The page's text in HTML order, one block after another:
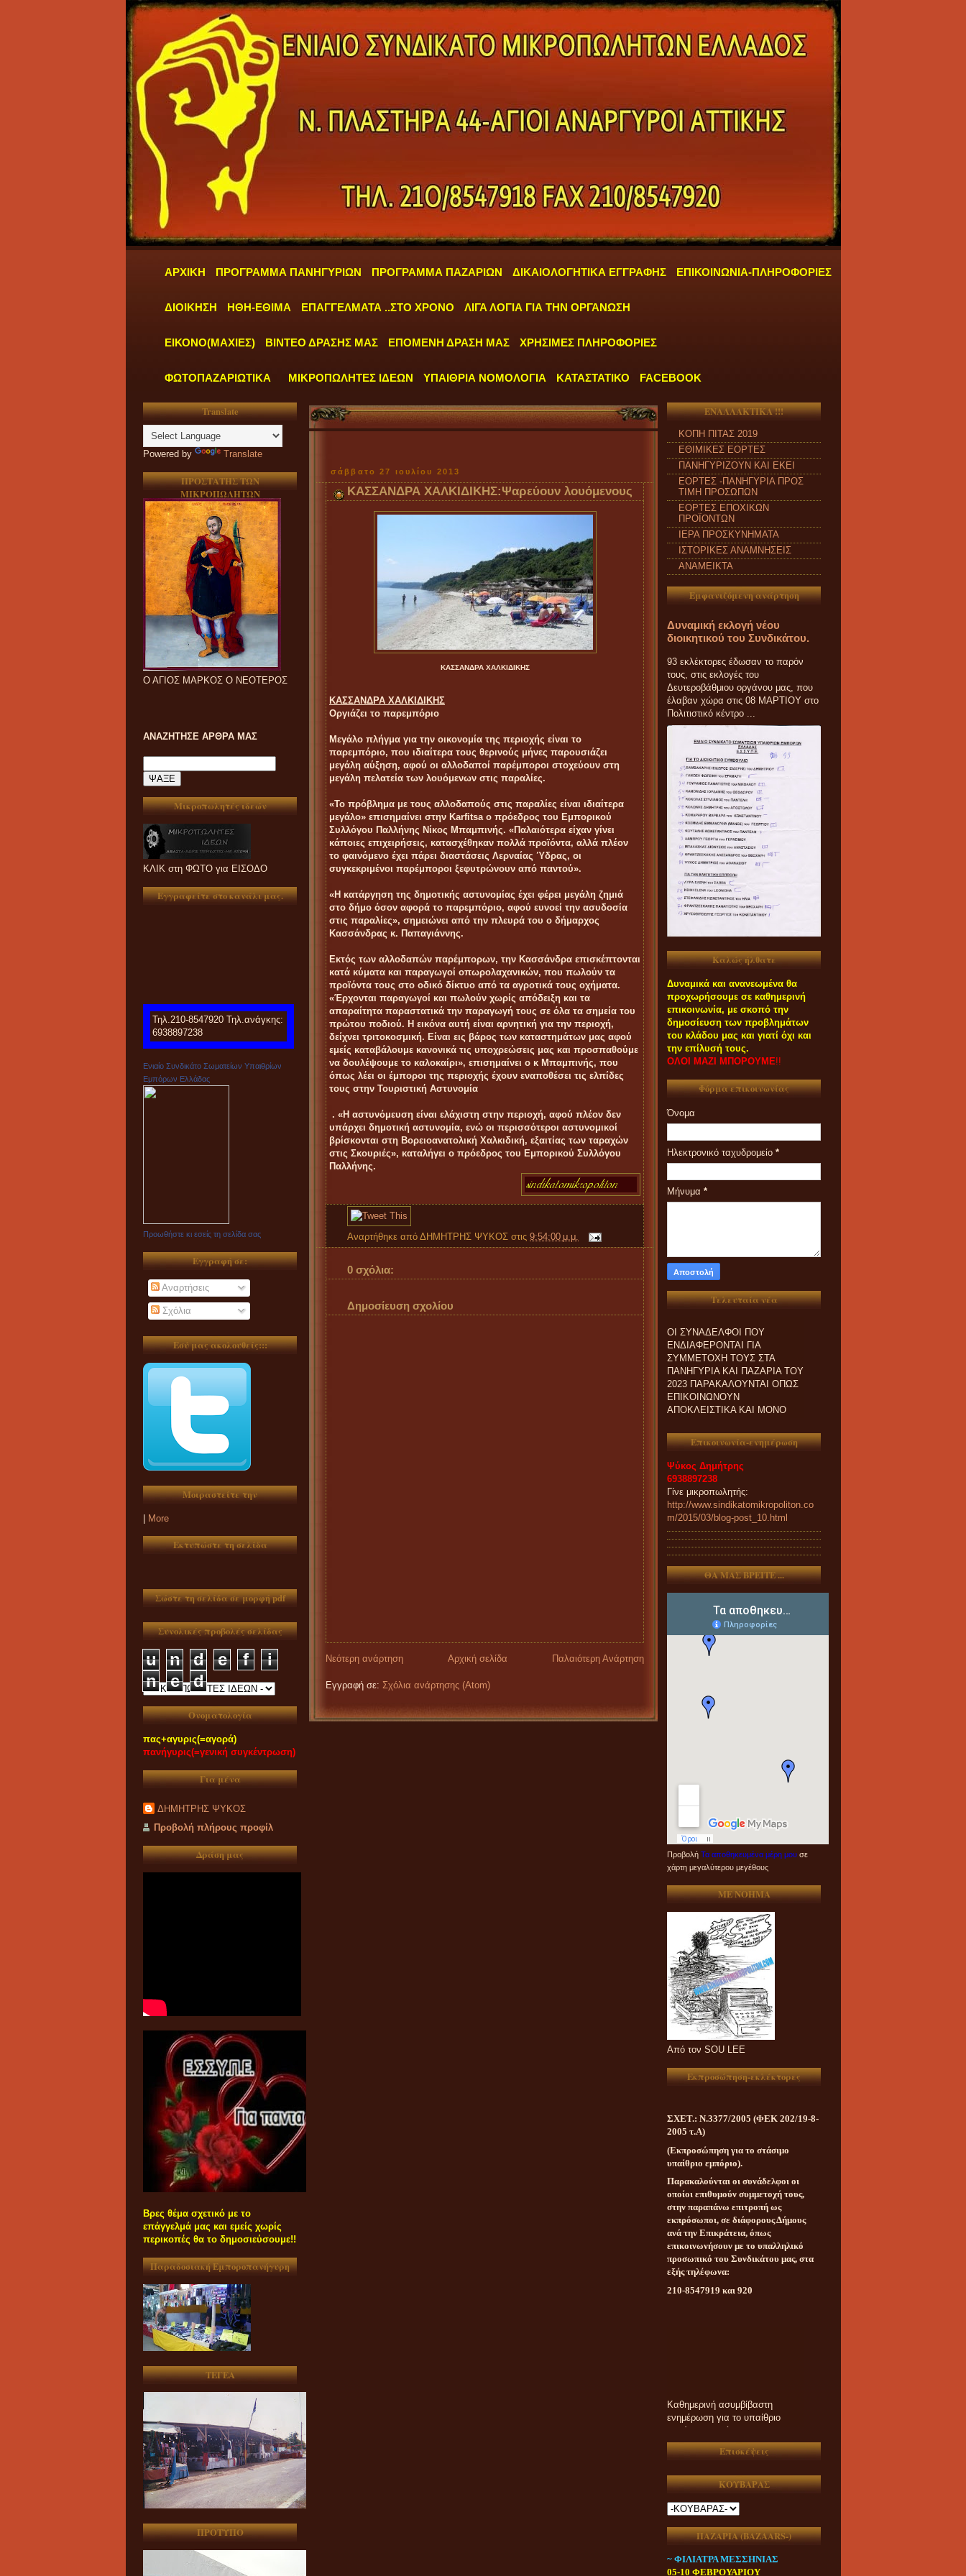
ΑΡΧΙΚΗ ΠΡΟΓΡΑΜΜΑ ΠΑΝΗΓΥΡΙΩΝ ΠΡΟΓΡΑΜΜΑ ΠΑΖΑΡΙΩΝ ΔΙΚΑΙΟΛΟΓΗΤΙΚΑ ΕΓΓΡΑΦΗΣ ΕΠΙΚΟΙΝΩΝΙΑ-ΠΛΗΡΟΦΟΡΙΕΣ
ΔΙΟΙΚΗΣΗ ΗΘΗ-ΕΘΙΜΑ ΕΠΑΓΓΕΛΜΑΤΑ ..ΣΤΟ ΧΡΟΝΟ ΛΙΓΑ ΛΟΓΙΑ ΓΙΑ ΤΗΝ ΟΡΓΑΝΩΣΗ
ΕΙΚΟΝΟ(ΜΑΧΙΕΣ) ΒΙΝΤΕΟ ΔΡΑΣΗΣ ΜΑΣ ΕΠΟΜΕΝΗ ΔΡΑΣΗ ΜΑΣ ΧΡΗΣΙΜΕΣ ΠΛΗΡΟΦΟΡΙΕΣ
ΦΩΤΟΠΑΖΑΡΙΩΤΙΚΑ ΜΙΚΡΟΠΩΛΗΤΕΣ ΙΔΕΩΝ ΥΠΑΙΘΡΙΑ ΝΟΜΟΛΟΓΙΑ ΚΑΤΑΣΤΑΤΙΚΟ FACEBOOK
Translate
Powered by Translate
ΠΡΟΣΤΑΤΗΣ ΤΩΝ
ΜΙΚΡΟΠΩΛΗΤΩΝ
Ο ΑΓΙΟΣ ΜΑΡΚΟΣ Ο ΝΕΟΤΕΡΟΣ
ΑΝΑΖΗΤΗΣΕ ΑΡΘΡΑ ΜΑΣ
Μικροπωλητές ιδεών
ΚΛΙΚ στη ΦΩΤΟ για ΕΙΣΟΔΟ
Εγγραφείτε στο κανάλι μας.
Τηλ.210-8547920 Τηλ.ανάγκης:
6938897238
Ενιαίο Συνδικάτο Σωματείων Υπαιθρίων
Εμπόρων Ελλάδας
Προωθήστε κι εσείς τη σελίδα σας
Εγγραφή σε:
Αναρτήσεις
Σχόλια
Εσύ μας ακολουθείς:::
Μοιραστείτε την
More
Εκτυπώστε τη σελίδα
Σώστε τη σελίδα σε μορφή pdf
Συνολικές προβολές σελίδας
u n d e f
i
n
e d
Ονοματολογία
πας+αγυρις(=αγορά)
πανήγυρις(=γενική συγκέντρωση)
Για μένα
ΔΗΜΗΤΡΗΣ ΨΥΚΟΣ
Προβολή πλήρους προφίλ
Δράση μας
Βρες θέμα σχετικό με το
επάγγελμά μας και εμείς χωρίς
περικοπές θα το δημοσιεύσουμε!!
Παραδοσιακή Εμποροπανήγυρη
ΤΕΓΕΑ
ΠΡΟΤΥΠΟ
"ΤΑ ΓΡΑΦΕΙΑ ΜΑΣ ΛΕΙΤΟΥΡΓΟΥΝ ΚΑΘΗΜΕΡΙΝΑ ΑΠΟ
σάββατο 27 ιουλίου 2013
ΚΑΣΣΑΝΔΡΑ ΧΑΛΚΙΔΙΚΗΣ:Ψαρεύουν λουόμενους
ΚΑΣΣΑΝΔΡΑ ΧΑΛΚΙΔΙΚΗΣ
ΚΑΣΣΑΝΔΡΑ ΧΑΛΚΙΔΙΚΗΣ
Οργιάζει το παρεμπόριο
Μεγάλο πλήγμα για την οικονομία της περιοχής είναι το
παρεμπόριο, που ιδιαίτερα τους θερινούς μήνες παρουσιάζει
μεγάλη αύξηση, αφού οι αλλοδαποί παρέμποροι στοχεύουν στη
μεγάλη πελατεία των λουόμενων στις παραλίες.
«Το πρόβλημα με τους αλλοδαπούς στις παραλίες είναι ιδιαίτερα
μεγάλο» επισημαίνει στην Karfitsa ο πρόεδρος του Εμπορικού
Συλλόγου Παλλήνης Νίκος Μπαμπινής. «Παλαιότερα είχαν γίνει
κάποιες επιχειρήσεις, κατασχέθηκαν πολλά προϊόντα, αλλά πλέον
το φαινόμενο έχει πάρει διαστάσεις Λερναίας Ύδρας, οι
συγκεκριμένοι παρέμποροι ξεφυτρώνουν από παντού».
«Η κατάργηση της δημοτικής αστυνομίας έχει φέρει μεγάλη ζημιά
στο δήμο όσον αφορά το παρεμπόριο, αφού ευνοεί την ασυδοσία
στις παραλίες», σημειώνει από την πλευρά του ο δήμαρχος
Κασσάνδρας κ. Παπαγιάννης.
Εκτός των αλλοδαπών παρέμπορων, την Κασσάνδρα επισκέπτονται
κατά κύματα και παραγωγοί οπωρολαχανικών, που πωλούν τα
προϊόντα τους στο οδικό δίκτυο από τα αγροτικά τους οχήματα.
«Έρχονται παραγωγοί και πωλούν χωρίς απόδειξη και τα
απαραίτητα παραστατικά την παραγωγή τους σε όλα τα σημεία του
πρώτου ποδιού. Η εικόνα αυτή είναι αρνητική για την περιοχή,
δείχνει τριτοκοσμική. Είναι εις βάρος των καταστημάτων μας αφού
εμείς καταβάλουμε κανονικά τις υποχρεώσεις μας και προσπαθούμε
να δουλέψουμε το καλοκαίρι», επισημαίνει ο κ Μπαμπινής, που
όπως λέει οι έμποροι της περιοχής έχουν εναποθέσει τις ελπίδες
τους στην Τουριστική Αστυνομία
. «Η αστυνόμευση είναι ελάχιστη στην περιοχή, αφού πλέον δεν
υπάρχει δημοτική αστυνομία, ενώ οι περισσότεροι αστυνομικοί
βρίσκονται στη Βορειοανατολική Χαλκιδική, εξαιτίας των ταραχών
στις Σκουριές», καταλήγει ο πρόεδρος του Εμπορικού Συλλόγου
Παλλήνης.
Αναρτήθηκε από ΔΗΜΗΤΡΗΣ ΨΥΚΟΣ στις 9:54:00 μ.μ.
0 σχόλια:
Δημοσίευση σχολίου
Νεότερη ανάρτηση Παλαιότερη Ανάρτηση
Αρχική σελίδα
Εγγραφή σε: Σχόλια ανάρτησης (Atom)
ΕΝΑΛΛΑΚΤΙΚΑ !!!
ΚΟΠΗ ΠΙΤΑΣ 2019
ΕΘΙΜΙΚΕΣ ΕΟΡΤΕΣ
ΠΑΝΗΓΥΡΙΖΟΥΝ ΚΑΙ ΕΚΕΙ
ΕΟΡΤΕΣ -ΠΑΝΗΓΥΡΙΑ ΠΡΟΣ
ΤΙΜΗ ΠΡΟΣΩΠΩΝ
ΕΟΡΤΕΣ ΕΠΟΧΙΚΩΝ
ΠΡΟΪΟΝΤΩΝ
ΙΕΡΑ ΠΡΟΣΚΥΝΗΜΑΤΑ
ΙΣΤΟΡΙΚΕΣ ΑΝΑΜΝΗΣΕΙΣ
ΑΝΑΜΕΙΚΤΑ
Εμφανιζόμενη ανάρτηση
Δυναμική εκλογή νέου
διοικητικού του Συνδικάτου.
93 εκλέκτορες έδωσαν το παρόν
τους, στις εκλογές του
Δευτεροβάθμιου οργάνου μας, που
έλαβαν χώρα στις 08 ΜΑΡΤΙΟΥ στο
Πολιτιστικό κέντρο ...
Καλώς ήλθατε
Δυναμικά και ανανεωμένα θα
προχωρήσουμε σε καθημερινή
επικοινωνία, με σκοπό την
δημοσίευση των προβλημάτων
του κλάδου μας και γιατί όχι και
την επίλυσή τους.
ΟΛΟΙ ΜΑΖΙ ΜΠΟΡΟΥΜΕ!!
Φόρμα επικοινωνίας
Όνομα
Ηλεκτρονικό ταχυδρομείο *
Μήνυμα *
Τελευταία νέα
ΕΝΔΙΑΦΕΡΟΝΤΑΙ ΓΙΑ
ΣΥΜΜΕΤΟΧΗ ΤΟΥΣ ΣΤΑ
ΠΑΝΗΓΥΡΙΑ ΚΑΙ ΠΑZΑΡΙΑ ΤΟΥ
2023 ΠΑΡΑΚΑΛΟΥΝΤΑΙ ΟΠΩΣ
ΕΠΙΚΟΙΝΩΝΟΥΝ
ΑΠΟΚΛΕΙΣΤΙΚΑ ΚΑΙ ΜΟΝΟ
ΤΗΛΕΦΩΝΙΚΑ ΜΕ ΤΗ
Επικοινωνία-ενημέρωση
Ψύκος Δημήτρης
6938897238
Γίνε μικροπωλητής:
http://www.sindikatomikropoliton.co
m/2015/03/blog-post_10.html
ΘΑ ΜΑΣ ΒΡΕΙΤΕ ...
Προβολή Τα αποθηκευμένα μέρη μου σε
χάρτη μεγαλύτερου μεγέθους
ME NOHMA
Aπό τον SOU LEE
Εκπροσώπηση-εκλέκτορες
ΣΧΕΤ.: Ν.3377/2005 (ΦΕΚ 202/19-8-
2005 τ.Α)
(Εκπροσώπηση για το στάσιμο
υπαίθριο εμπόριο).
Παρακαλούνται οι συνάδελφοι οι
οποίοι επιθυμούν συμμετοχή τους,
στην παραπάνω επιτροπή ως
εκπρόσωποι, σε διάφορους Δήμους
ανά την Επικράτεια, όπως
επικοινωνήσουν με το υπαλληλικό
προσωπικό του Συνδικάτου μας, στα
εξής τηλέφωνα:
210-8547919 και 920
ενημέρωση για το υπαίθριο
εμπόριο της χώρας μας
Επισκέψεις
ΚΟΥΒΑΡΑΣ
ΠΑΖΑΡΙΑ (ΒAZAARS-)
~ ΦΙΛΙΑΤΡΑ ΜΕΣΣΗΝΙΑΣ
05-10 ΦΕΒΡΟΥΑΡΙΟΥ